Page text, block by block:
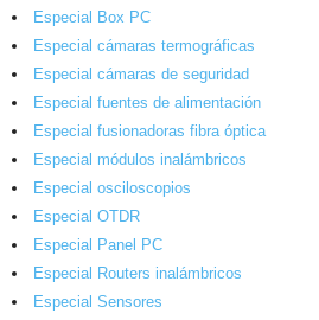
Especial Box PC
Especial cámaras termográficas
Especial cámaras de seguridad
Especial fuentes de alimentación
Especial fusionadoras fibra óptica
Especial módulos inalámbricos
Especial osciloscopios
Especial OTDR
Especial Panel PC
Especial Routers inalámbricos
Especial Sensores